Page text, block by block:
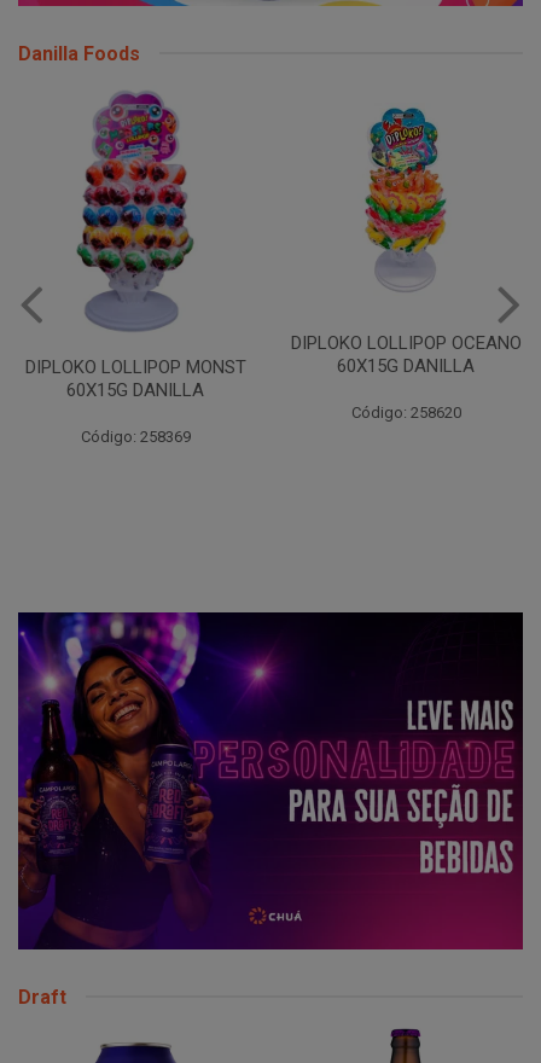
Danilla Foods
DIPLOKO LOLLIPOP MONST
60X15G DANILLA
Código: 258369
DIPLOKO LOLLIPOP OCEANO
60X15G DANILLA
Código: 258620
Draft